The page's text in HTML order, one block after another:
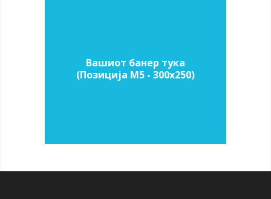
Вашиот банер тука
(Позиција M5 - 300х250)